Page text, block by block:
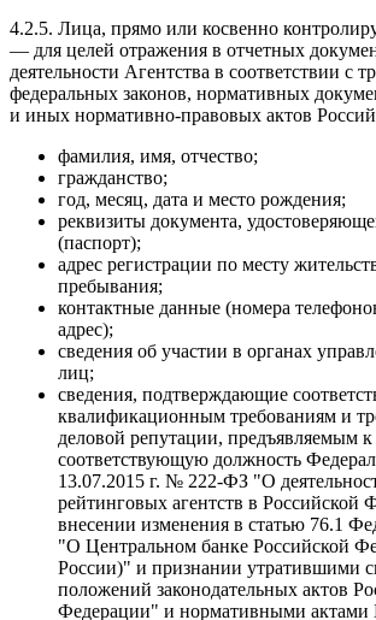
4.2.5. Лица, прямо или косвенно
— для целей отражения в отчетных
деятельности Агентства в соответствии с
федеральных законов, нормативных
и иных нормативно-правовых актов
фамилия, имя, отчество;
гражданство;
год, месяц, дата и место рождения;
реквизиты документа,
(паспорт);
адрес регистрации по месту
пребывания;
контактные данные (номера
адрес);
сведения об участии в органах
лиц;
сведения, подтверждающие
квалификационным требованиям и
деловой репутации, предъявляемым к
соответствующую должность
13.07.2015 г. № 222-ФЗ "О
рейтинговых агентств в Российской
внесении изменения в статью 76.1
"О Центральном банке Российской
России)" и признании утратившими
положений законодательных актов
Федерации" и нормативными актами